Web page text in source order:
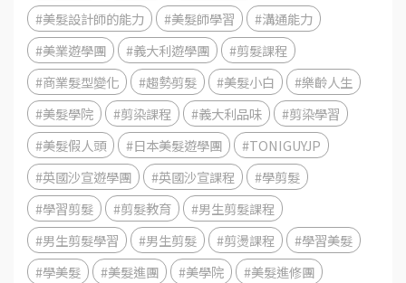
#美髮設計師的能力
#美髮師學習
#溝通能力
#美業遊學團
#義大利遊學團
#剪髮課程
#商業髮型變化
#趨勢剪髮 #美髮小白
#樂齡人生
#美髮學院
#剪染課程 #義大利品味
#剪染學習
#美髮假人頭
#日本美髮遊學團
#TONIGUYJP
#英國沙宣遊學團
#英國沙宣課程
#學剪髮
#學習剪髮
#剪髮教育
#男生剪髮課程
#男生剪髮學習
#男生剪髮 #剪燙課程
#學習美髮
#學美髮
#美髮進團 #美學院
#美髮進修團